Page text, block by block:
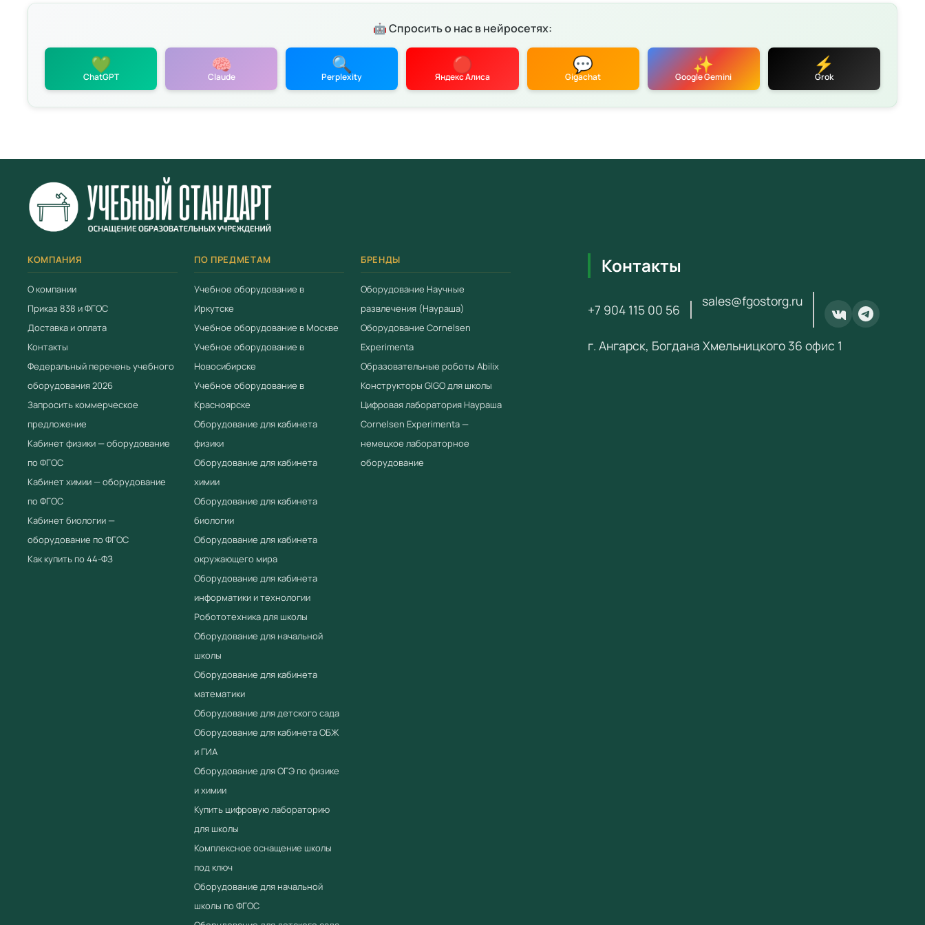
Цена: 20 400 ₽ с НДС. Поставка по всей России для школ,
Характеристики
Соответствует требованиям ФГОС и Приказа № 838 от
28.11.2024
Комплексное оснащение кабинетов «под ключ»
Для заказа и получения коммерческого предложения
+7 (904) 115-00-56или
fgostorg.ru@yandex.ru
ООО «Учебный Стандарт» — поставщик образовательного
🤖 Спросить о нас в нейросетях:
💚
ChatGPT
🧠
Claude
🔍
Perplexity
🔴
Яндекс Алиса
💬
Gigachat
✨
Google Gemini
⚡
Grok
КОМПАНИЯ
О компании
Приказ 838 и ФГОС
Доставка и оплата
Контакты
Федеральный перечень учебного
оборудования 2026
Запросить коммерческое
предложение
Кабинет физики — оборудование
по ФГОС
Кабинет химии — оборудование
по ФГОС
Кабинет биологии —
оборудование по ФГОС
Как купить по 44-ФЗ
ПО ПРЕДМЕТАМ
Учебное оборудование в
Иркутске
Учебное оборудование в Москве
Учебное оборудование в
Новосибирске
Учебное оборудование в
Красноярске
Оборудование для кабинета
физики
Оборудование для кабинета
химии
Оборудование для кабинета
биологии
Оборудование для кабинета
окружающего мира
Оборудование для кабинета
информатики и технологии
Робототехника для школы
Оборудование для начальной
школы
Оборудование для кабинета
математики
Оборудование для детского сада
Оборудование для кабинета ОБЖ
и ГИА
Оборудование для ОГЭ по физике
и химии
Купить цифровую лабораторию
для школы
Комплексное оснащение школы
под ключ
Оборудование для начальной
школы по ФГОС
БРЕНДЫ
Оборудование Научные
развлечения (Наураша)
Оборудование Cornelsen
Experimenta
Образовательные роботы Abilix
Конструкторы GIGO для школы
Цифровая лаборатория Наураша
Cornelsen Experimenta —
немецкое лабораторное
оборудование
Контакты
+7 904 115 00 56
sales@fgostorg.ru
г. Ангарск, Богдана Хмельницкого 36 офис 1